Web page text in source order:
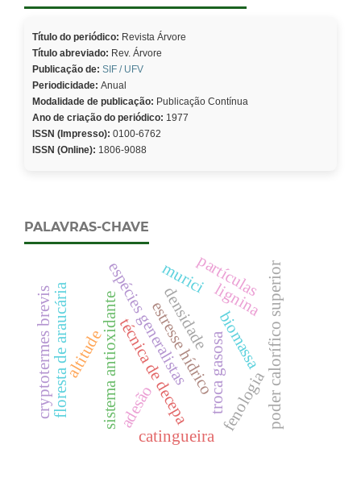
Título do periódico: Revista Árvore
Título abreviado: Rev. Árvore
Publicação de: SIF / UFV
Periodicidade: Anual
Modalidade de publicação: Publicação Contínua
Ano de criação do periódico: 1977
ISSN (Impresso): 0100-6762
ISSN (Online): 1806-9088
PALAVRAS-CHAVE
biomassa
densidade
sistema antioxidante troca gasosa
técnica de decepa
lignina poder calorífico superior
catingueira
estresse hídrico
altitudeespécies generalistas
floresta de araucária fenologia
murici
cryptotermes brevis adesão
partículas